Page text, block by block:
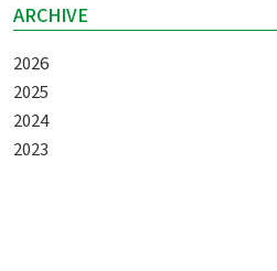
ARCHIVE
2026
2025
2024
2023